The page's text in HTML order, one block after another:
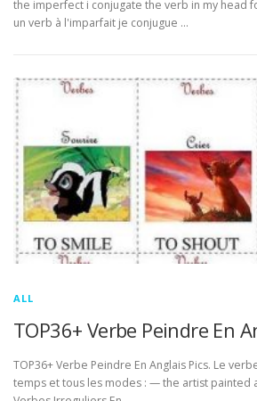
the imperfect i conjugate the verb in my head
un verb à l'imparfait je conjugue …
ALL
TOP36+ Verbe Peindre En
TOP36+ Verbe Peindre En Anglais Pics. Le
temps et tous les modes : — the artist painted